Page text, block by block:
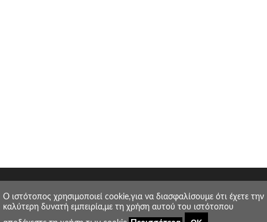
O ιστότοπος χρησιμοποιεί cookie,για να διασφαλίσουμε ότι έχετε την
καλύτερη δυνατή εμπειρία,με τη χρήση αυτού του ιστότοπου